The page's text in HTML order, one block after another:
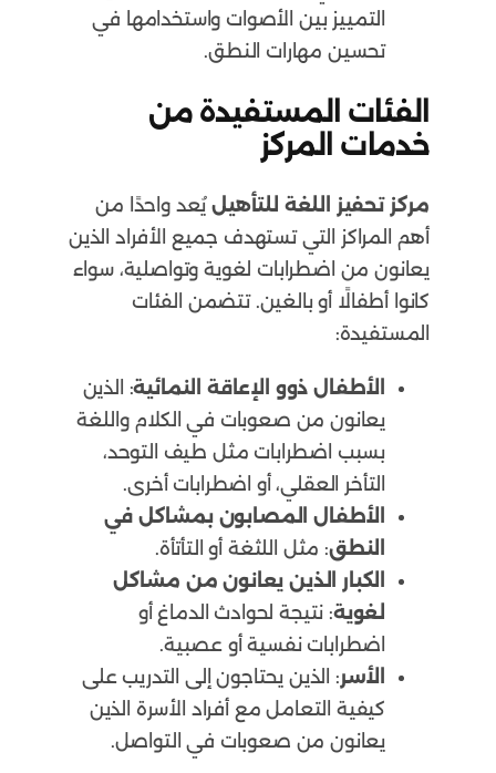
التمييز بين الأصوات واستخدامها في
تحسين مهارات النطق.
الفئات المستفيدة من
خدمات المركز
مركز تحفيز اللغة للتأهيليُعد واحدًا من
أهم المراكز التي تستهدف جميع الأفراد الذين
يعانون من اضطرابات لغوية وتواصلية، سواء
كانوا أطفالًا أو بالغين. تتضمن الفئات
المستفيدة:
الأطفال ذوو الإعاقة النمائية: الذين
يعانون من صعوبات في الكلام واللغة
بسبب اضطرابات مثل طيف التوحد،
التأخر العقلي، أو اضطرابات أخرى.
الأطفال المصابون بمشاكل في
النطق: مثل اللثغة أو التأتأة.
الكبار الذين يعانون من مشاكل
لغوية: نتيجة لحوادث الدماغ أو
اضطرابات نفسية أو عصبية.
الأسر: الذين يحتاجون إلى التدريب على
كيفية التعامل مع أفراد الأسرة الذين
يعانون من صعوبات في التواصل.